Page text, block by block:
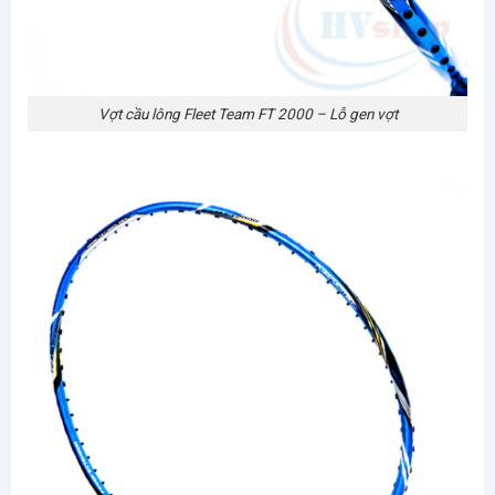
Vợt cầu lông Fleet Team FT 2000 – Lỗ gen vợt